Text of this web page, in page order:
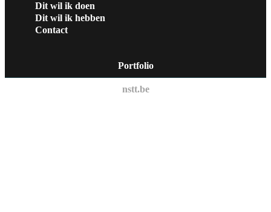
Dit wil ik doen
Dit wil ik hebben
Contact
Portfolio
nstt.be